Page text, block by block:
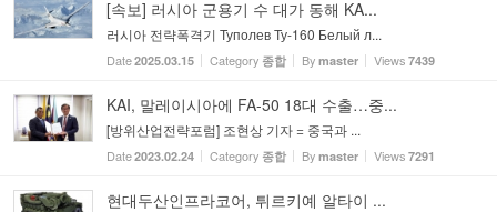
[속보] 러시아 군용기 수 대가 동해 KA...
러시아 전략폭격기 Туполев Ту-160 Белый л...
Date2025.03.15 Category 종합 By master Views 7439
KAI, 말레이시아에 FA-50 18대 수출…중...
[방위산업전략포럼] 조현상 기자 = 중국과 ...
Date2023.02.24 Category 종합 By master Views 7291
현대두산인프라코어, 튀르키예 알타이 ...